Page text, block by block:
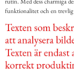
funktionalitet och en